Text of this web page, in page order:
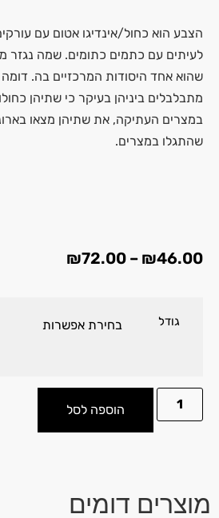
הצבע הוא כחול/אינדיגו אטום עם
לעיתים עם כתמים כתומים. שמה נגזר
שהוא אחד היסודות המרכזיים בה. דומה
מתבלבלים ביניהן בעיקר כי שתיהן
במצרים העתיקה, את שתיהן מצאו
שהתגלו במצרים.
₪46.00
–
₪72.00
גודל
הוספה לסל
מוצרים דומים